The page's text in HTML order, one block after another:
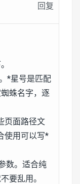
回复
*星号是匹配
蛛名字，逐
页面路径文
使用可以写*
数。适合纯
要乱用。